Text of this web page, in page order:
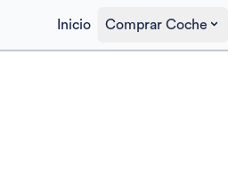
Inicio Comprar Coche